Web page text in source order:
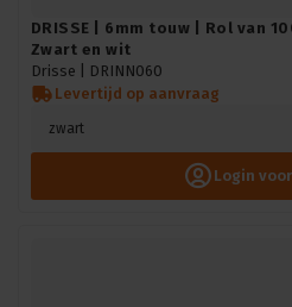
DRISSE | 6mm touw | Rol van
Zwart en wit
Drisse |
DRINN060
Levertijd op aanvraag
zwart
Login